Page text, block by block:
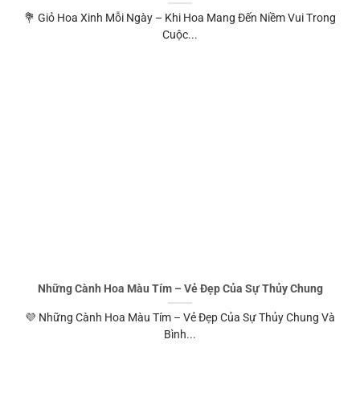
💐 Giỏ Hoa Xinh Mỗi Ngày – Khi Hoa Mang Đến Niềm Vui Trong
Cuộc...
Những Cành Hoa Màu Tím – Vẻ Đẹp Của Sự Thủy Chung
💜 Những Cành Hoa Màu Tím – Vẻ Đẹp Của Sự Thủy Chung Và
Bình...